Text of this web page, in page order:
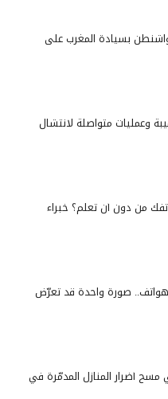
بسيادة المغرب على
وعمليات متواصلة لانتشال
من دون أن تعلم؟ خبراء
صورة واحدة قد تعرّض
أضرار المنازل المدمّرة في